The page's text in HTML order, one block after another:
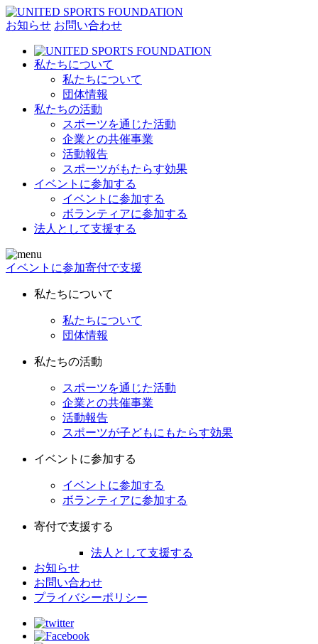
お知らせ お問い合わせ
私たちについて
私たちについて
団体情報
私たちの活動
スポーツを通じた活動
企業との共催事業
活動報告
スポーツがもたらす効果
イベントに参加する
イベントに参加する
ボランティアに参加する
法人として支援する
イベントに参加寄付で支援
私たちについて
私たちについて
団体情報
私たちの活動
スポーツを通じた活動
企業との共催事業
活動報告
スポーツが子どもにもたらす効果
イベントに参加する
イベントに参加する
ボランティアに参加する
寄付で支援する
法人として支援する
お知らせ
お問い合わせ
プライバシーポリシー